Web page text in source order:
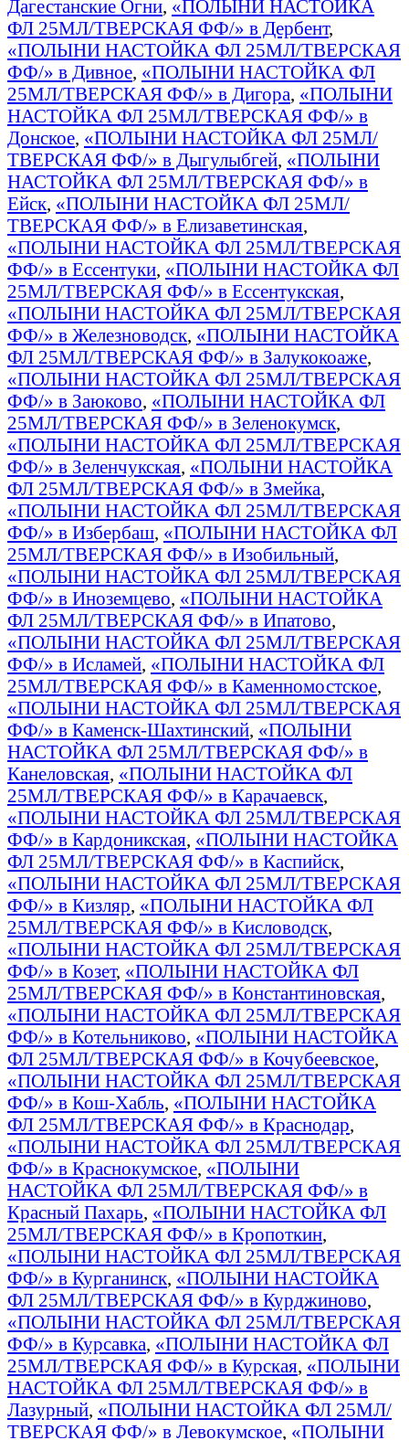
Дагестанские Огни, «ПОЛЫНИ НАСТОЙКА
ФЛ 25МЛ/ТВЕРСКАЯ ФФ/» в Дербент,
«ПОЛЫНИ НАСТОЙКА ФЛ 25МЛ/ТВЕРСКАЯ
ФФ/» в Дивное, «ПОЛЫНИ НАСТОЙКА ФЛ
25МЛ/ТВЕРСКАЯ ФФ/» в Дигора, «ПОЛЫНИ
НАСТОЙКА ФЛ 25МЛ/ТВЕРСКАЯ ФФ/» в
Донское, «ПОЛЫНИ НАСТОЙКА ФЛ 25МЛ/
ТВЕРСКАЯ ФФ/» в Дыгулыбгей, «ПОЛЫНИ
НАСТОЙКА ФЛ 25МЛ/ТВЕРСКАЯ ФФ/» в
Ейск, «ПОЛЫНИ НАСТОЙКА ФЛ 25МЛ/
ТВЕРСКАЯ ФФ/» в Елизаветинская,
«ПОЛЫНИ НАСТОЙКА ФЛ 25МЛ/ТВЕРСКАЯ
ФФ/» в Ессентуки, «ПОЛЫНИ НАСТОЙКА ФЛ
25МЛ/ТВЕРСКАЯ ФФ/» в Ессентукская,
«ПОЛЫНИ НАСТОЙКА ФЛ 25МЛ/ТВЕРСКАЯ
ФФ/» в Железноводск, «ПОЛЫНИ НАСТОЙКА
ФЛ 25МЛ/ТВЕРСКАЯ ФФ/» в Залукокоаже,
«ПОЛЫНИ НАСТОЙКА ФЛ 25МЛ/ТВЕРСКАЯ
ФФ/» в Заюково, «ПОЛЫНИ НАСТОЙКА ФЛ
25МЛ/ТВЕРСКАЯ ФФ/» в Зеленокумск,
«ПОЛЫНИ НАСТОЙКА ФЛ 25МЛ/ТВЕРСКАЯ
ФФ/» в Зеленчукская, «ПОЛЫНИ НАСТОЙКА
ФЛ 25МЛ/ТВЕРСКАЯ ФФ/» в Змейка,
«ПОЛЫНИ НАСТОЙКА ФЛ 25МЛ/ТВЕРСКАЯ
ФФ/» в Избербаш, «ПОЛЫНИ НАСТОЙКА ФЛ
25МЛ/ТВЕРСКАЯ ФФ/» в Изобильный,
«ПОЛЫНИ НАСТОЙКА ФЛ 25МЛ/ТВЕРСКАЯ
ФФ/» в Иноземцево, «ПОЛЫНИ НАСТОЙКА
ФЛ 25МЛ/ТВЕРСКАЯ ФФ/» в Ипатово,
«ПОЛЫНИ НАСТОЙКА ФЛ 25МЛ/ТВЕРСКАЯ
ФФ/» в Исламей, «ПОЛЫНИ НАСТОЙКА ФЛ
25МЛ/ТВЕРСКАЯ ФФ/» в Каменномостское,
«ПОЛЫНИ НАСТОЙКА ФЛ 25МЛ/ТВЕРСКАЯ
ФФ/» в Каменск-Шахтинский, «ПОЛЫНИ
НАСТОЙКА ФЛ 25МЛ/ТВЕРСКАЯ ФФ/» в
Канеловская, «ПОЛЫНИ НАСТОЙКА ФЛ
25МЛ/ТВЕРСКАЯ ФФ/» в Карачаевск,
«ПОЛЫНИ НАСТОЙКА ФЛ 25МЛ/ТВЕРСКАЯ
ФФ/» в Кардоникская, «ПОЛЫНИ НАСТОЙКА
ФЛ 25МЛ/ТВЕРСКАЯ ФФ/» в Каспийск,
«ПОЛЫНИ НАСТОЙКА ФЛ 25МЛ/ТВЕРСКАЯ
ФФ/» в Кизляр, «ПОЛЫНИ НАСТОЙКА ФЛ
25МЛ/ТВЕРСКАЯ ФФ/» в Кисловодск,
«ПОЛЫНИ НАСТОЙКА ФЛ 25МЛ/ТВЕРСКАЯ
ФФ/» в Козет, «ПОЛЫНИ НАСТОЙКА ФЛ
25МЛ/ТВЕРСКАЯ ФФ/» в Константиновская,
«ПОЛЫНИ НАСТОЙКА ФЛ 25МЛ/ТВЕРСКАЯ
ФФ/» в Котельниково, «ПОЛЫНИ НАСТОЙКА
ФЛ 25МЛ/ТВЕРСКАЯ ФФ/» в Кочубеевское,
«ПОЛЫНИ НАСТОЙКА ФЛ 25МЛ/ТВЕРСКАЯ
ФФ/» в Кош-Хабль, «ПОЛЫНИ НАСТОЙКА
ФЛ 25МЛ/ТВЕРСКАЯ ФФ/» в Краснодар,
«ПОЛЫНИ НАСТОЙКА ФЛ 25МЛ/ТВЕРСКАЯ
ФФ/» в Краснокумское, «ПОЛЫНИ
НАСТОЙКА ФЛ 25МЛ/ТВЕРСКАЯ ФФ/» в
Красный Пахарь, «ПОЛЫНИ НАСТОЙКА ФЛ
25МЛ/ТВЕРСКАЯ ФФ/» в Кропоткин,
«ПОЛЫНИ НАСТОЙКА ФЛ 25МЛ/ТВЕРСКАЯ
ФФ/» в Курганинск, «ПОЛЫНИ НАСТОЙКА
ФЛ 25МЛ/ТВЕРСКАЯ ФФ/» в Курджиново,
«ПОЛЫНИ НАСТОЙКА ФЛ 25МЛ/ТВЕРСКАЯ
ФФ/» в Курсавка, «ПОЛЫНИ НАСТОЙКА ФЛ
25МЛ/ТВЕРСКАЯ ФФ/» в Курская, «ПОЛЫНИ
НАСТОЙКА ФЛ 25МЛ/ТВЕРСКАЯ ФФ/» в
Лазурный, «ПОЛЫНИ НАСТОЙКА ФЛ 25МЛ/
ТВЕРСКАЯ ФФ/» в Левокумское, «ПОЛЫНИ